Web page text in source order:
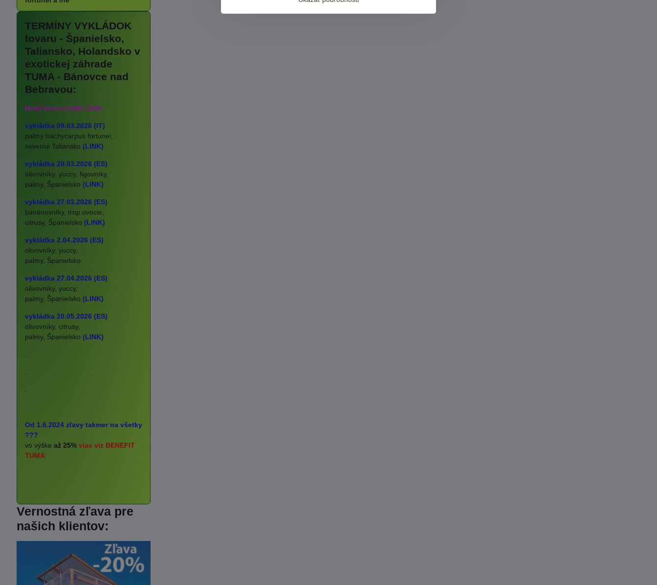
TERMÍNY VYKLÁDOK
tovaru - Španielsko,
Taliansko, Holandsko v
exotickej záhrade
TUMA - Bánovce nad
Bebravou:
Nový tovar rastlín 2026:
vykládka 09.03.2026 (IT)
palmy trachycarpus fortunei,
severné Taliansko (LINK)
vykládka 20.03.2026 (ES)
olivovníky, yuccy, figovníky,
palmy, Španielsko (LINK)
vykládka 27.03.2026 (ES)
banánovníky, trop.ovocie,
citrusy, Španielsko (LINK)
vykládka 2.04.2026 (ES)
olivovníky, yuccy,
palmy, Španielsko
vykládka 27.04.2026 (ES)
olivovníky, yuccy,
palmy, Španielsko (LINK)
vykládka 20.05.2026 (ES)
olivovníky, citrusy,
palmy, Španielsko (LINK)
Od 1.6.2024 zľavy takmer na všetky
???
vo výške až 25% viac viz BENEFIT
TUMA
Vernostná zľava pre
našich klientov: